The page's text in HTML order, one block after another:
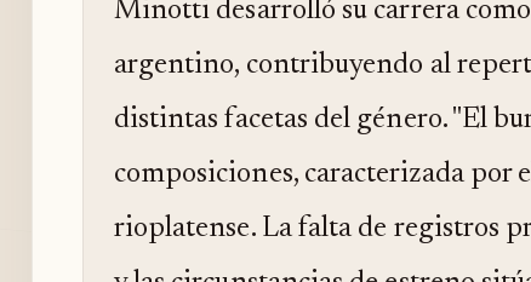
Minotti desarrolló su carrera
argentino, contribuyendo al
distintas facetas del género. "El
composiciones, caracterizada por
rioplatense. La falta de registros